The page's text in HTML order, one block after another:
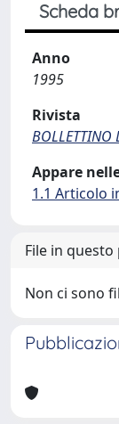
Scheda
Anno
1995
Rivista
BOLLETTINO
Appare
1.1 Articolo
File in
Non ci sono